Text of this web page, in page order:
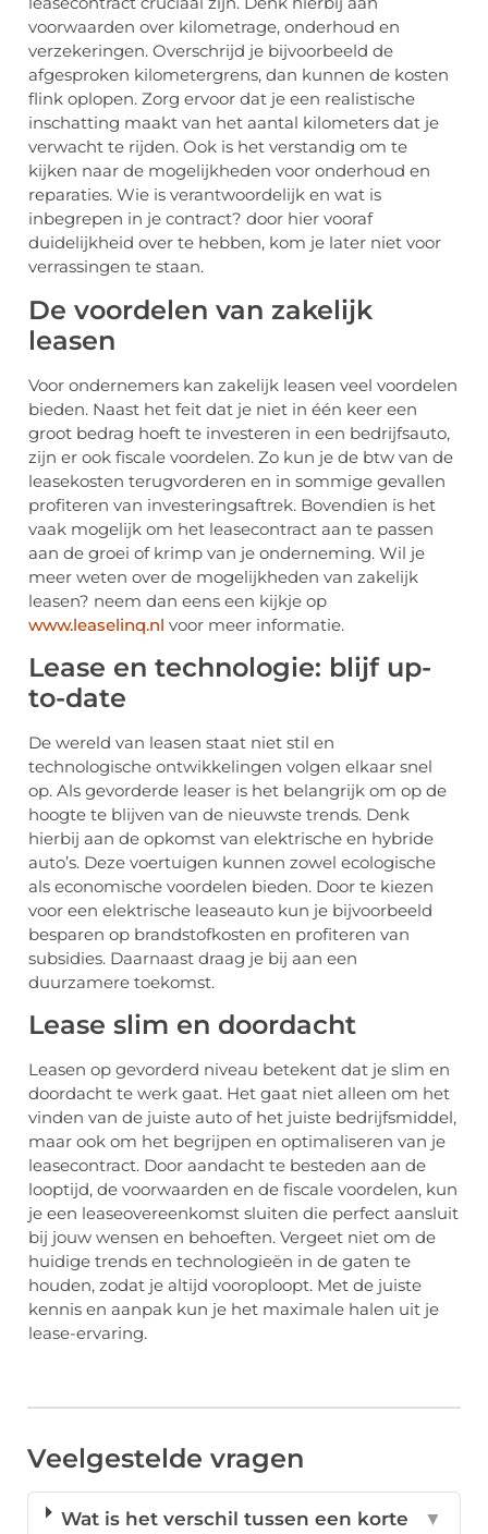
voorwaarden over kilometrage, onderhoud en
verzekeringen. Overschrijd je bijvoorbeeld de
afgesproken kilometergrens, dan kunnen de kosten
flink oplopen. Zorg ervoor dat je een realistische
inschatting maakt van het aantal kilometers dat je
verwacht te rijden. Ook is het verstandig om te
kijken naar de mogelijkheden voor onderhoud en
reparaties. Wie is verantwoordelijk en wat is
inbegrepen in je contract? door hier vooraf
duidelijkheid over te hebben, kom je later niet voor
verrassingen te staan.
De voordelen van zakelijk
leasen
Voor ondernemers kan zakelijk leasen veel voordelen
bieden. Naast het feit dat je niet in één keer een
groot bedrag hoeft te investeren in een bedrijfsauto,
zijn er ook fiscale voordelen. Zo kun je de btw van de
leasekosten terugvorderen en in sommige gevallen
profiteren van investeringsaftrek. Bovendien is het
vaak mogelijk om het leasecontract aan te passen
aan de groei of krimp van je onderneming. Wil je
meer weten over de mogelijkheden van zakelijk
leasen? neem dan eens een kijkje op
www.leaselinq.nl voor meer informatie.
Lease en technologie: blijf up-
to-date
De wereld van leasen staat niet stil en
technologische ontwikkelingen volgen elkaar snel
op. Als gevorderde leaser is het belangrijk om op de
hoogte te blijven van de nieuwste trends. Denk
hierbij aan de opkomst van elektrische en hybride
auto’s. Deze voertuigen kunnen zowel ecologische
als economische voordelen bieden. Door te kiezen
voor een elektrische leaseauto kun je bijvoorbeeld
besparen op brandstofkosten en profiteren van
subsidies. Daarnaast draag je bij aan een
duurzamere toekomst.
Lease slim en doordacht
Leasen op gevorderd niveau betekent dat je slim en
doordacht te werk gaat. Het gaat niet alleen om het
vinden van de juiste auto of het juiste bedrijfsmiddel,
maar ook om het begrijpen en optimaliseren van je
leasecontract. Door aandacht te besteden aan de
looptijd, de voorwaarden en de fiscale voordelen, kun
je een leaseovereenkomst sluiten die perfect aansluit
bij jouw wensen en behoeften. Vergeet niet om de
huidige trends en technologieën in de gaten te
houden, zodat je altijd vooroploopt. Met de juiste
kennis en aanpak kun je het maximale halen uit je
lease-ervaring.
Veelgestelde vragen
Wat is het verschil tussen een korte
▼